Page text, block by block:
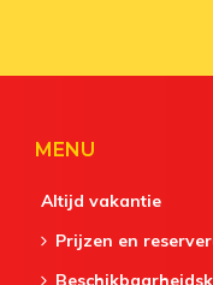
MENU
Altijd vakantie
Prijzen en